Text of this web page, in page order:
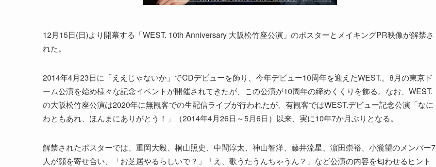
12月15日(日)より開幕する「WEST. 10th Anniversary 大阪松竹座公演」のポスターとメイキングPR映像が解禁さ
れた。
2014年4月23日に「ええじゃないか」でCDデビューを飾り、今年デビュー10周年を迎えたWEST.。8月の東京ド
ーム公演を始め様々な記念イベントが開催されてきたが、この公演が10周年の締めくくりを飾る。なお、WEST.
の大阪松竹座公演は2020年に無観客での生配信ライブが行われたが、有観客ではWEST.デビュー記念公演「なに
わともあれ、ほんまにありがとう！」（2014年4月26日～5月6日）以来、実に10年7か月ぶりとなる。
解禁されたポスターでは、重岡大毅、桐山照史、中間淳太、神山智洋、藤井流星、濵田崇裕、小瀧望のメンバー7
人が顔を寄せ合い、「お芝居やるらしいで？」「え、歌うたうんちゃうん？」など公演の内容を匂わせるヒント